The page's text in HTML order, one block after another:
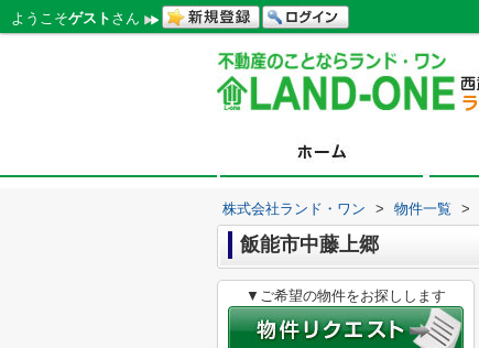
ようこそゲスト さん
株式会社ランド・ワン > 物件一覧 >
飯能市中藤上郷
▼ご希望の物件をお探しします